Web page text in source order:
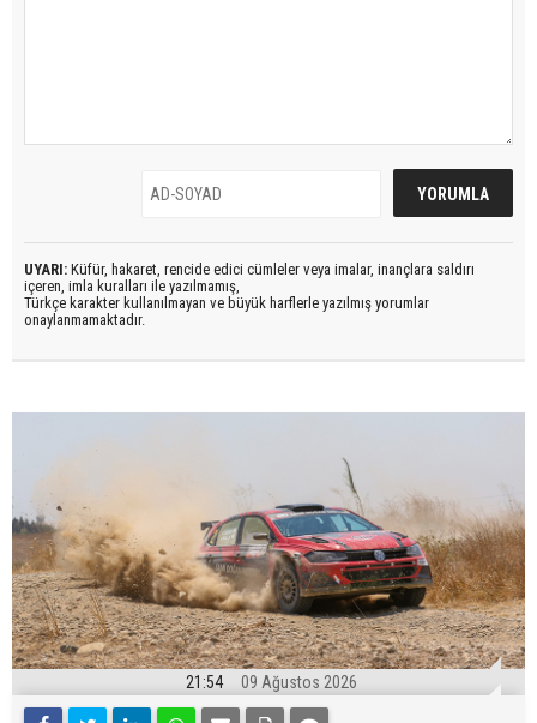
UYARI: Küfür, hakaret, rencide edici cümleler veya imalar, inançlara saldırı
içeren, imla kuralları ile yazılmamış,
Türkçe karakter kullanılmayan ve büyük harflerle yazılmış yorumlar
onaylanmamaktadır.
21:54 09 Ağustos 2026